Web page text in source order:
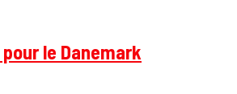
le Danemark